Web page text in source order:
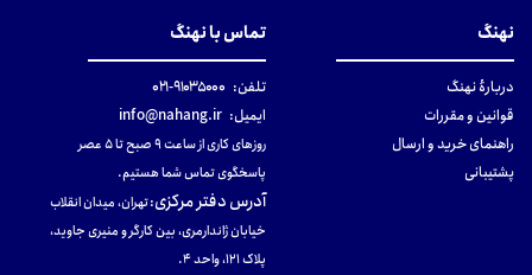
نهنگ
دربارهٔ نهنگ
قوانین و مقررات
راهنمای خرید و ارسال
پشتیبانی
تماس با نهنگ
تلفن: ۹۱۰۳۵۰۰۰-۰۲۱
ایمیل: info@nahang.ir
روزهای کاری از ساعت ۹ صبح تا ۵ عصر
پاسخگوی تماس شما هستیم.
آدرس دفتر مرکزی:تهران، میدان انقلاب
خیابان ژاندارمری، بین کارگر و منیری جاوید،
پلاک 121، واحد ۴.